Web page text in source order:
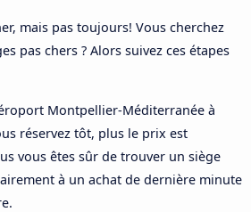
mais pas toujours! Vous cherchez
pas chers ? Alors suivez ces étapes
Montpellier-Méditerranée à
réservez tôt, plus le prix est
vous êtes sûr de trouver un siège
à un achat de dernière minute